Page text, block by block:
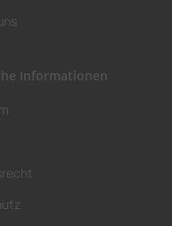
Informationen